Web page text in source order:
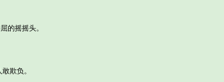
的摇摇头。
欺负。